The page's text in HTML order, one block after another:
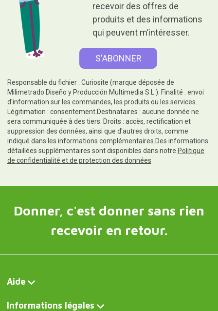
recevoir des offres de
produits et des informations
qui peuvent m’intéresser.
Responsable du fichier : Curiosite (marque déposée de
Milimetrado Diseño y Producción Multimedia S.L.). Finalité : envoi
d'information sur les commandes, les produits ou les services.
Légitimation : consentement.Destinataires : aucune donnée ne
sera communiquée à des tiers. Droits : accès, rectification et
suppression des données, ainsi que d'autres droits, comme
indiqué dans les informations complémentaires.Des informations
détaillées supplémentaires sont disponibles dans notre Politique
de confidentialité et de protection des données
Donner, c'est donner sans rien
recevoir en retour.
Aide
Informations légales